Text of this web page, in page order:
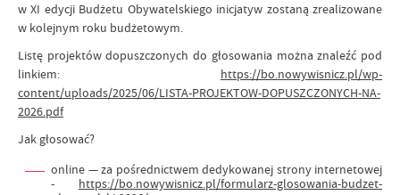
w XI edycji Budżetu Obywatelskiego inicjatyw zostaną zrealizowane
w kolejnym roku budżetowym.
Listę projektów dopuszczonych do głosowania można znaleźć pod
linkiem: https://bo.nowywisnicz.pl/wp-
content/uploads/2025/06/LISTA-PROJEKTOW-DOPUSZCZONYCH-NA-
2026.pdf
Jak głosować?
online — za pośrednictwem dedykowanej strony internetowej
- https://bo.nowywisnicz.pl/formularz-glosowania-budzet-